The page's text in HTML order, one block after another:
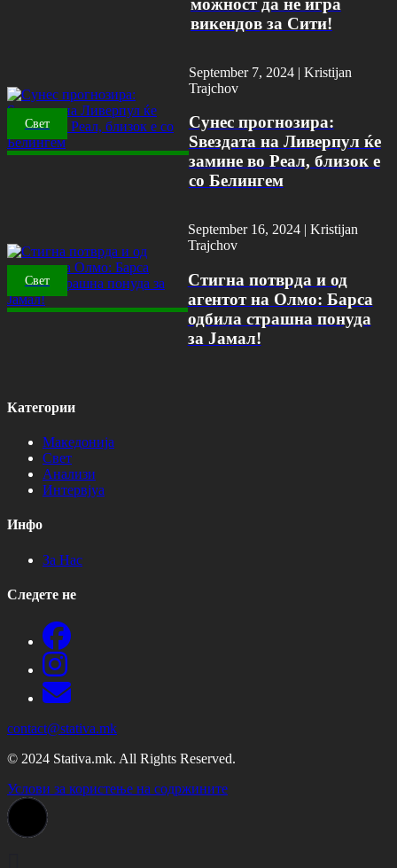
можност да не игра
викендов за Сити!
Свет
September 7, 2024 | Kristijan
Trajchov
Сунес прогнозира:
Ѕвездата на Ливерпул ќе
замине во Реал, близок е
со Белингем
Свет
September 16, 2024 | Kristijan
Trajchov
Стигна потврда и од
агентот на Олмо: Барса
одбила страшна понуда
за Јамал!
Категории
Македонија
Свет
Анализи
Интервјуа
Инфо
За Нас
Следете не
contact@stativa.mk
© 2024 Stativa.mk. All Rights Reserved.
Услови за користење на содржините